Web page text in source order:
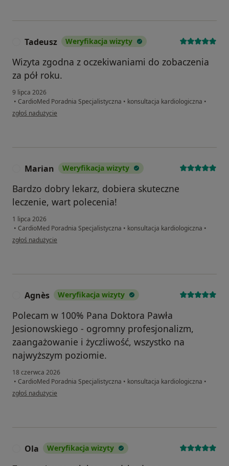
Tadeusz Weryfikacja wizyty
Wizyta zgodna z oczekiwaniami do zobaczenia
za pół roku.
9 lipca 2026
• CardioMed Poradnia Specjalistyczna • konsultacja kardiologiczna •
w opinii użytkownika Tadeusz
zgłoś nadużycie
Marian Weryfikacja wizyty
Bardzo dobry lekarz, dobiera skuteczne
leczenie, wart polecenia!
1 lipca 2026
• CardioMed Poradnia Specjalistyczna • konsultacja kardiologiczna •
w opinii użytkownika Marian
zgłoś nadużycie
Agnès Weryfikacja wizyty
Polecam w 100% Pana Doktora Pawła
Jesionowskiego - ogromny profesjonalizm,
zaangażowanie i życzliwość, wszystko na
najwyższym poziomie.
18 czerwca 2026
• CardioMed Poradnia Specjalistyczna • konsultacja kardiologiczna •
w opinii użytkownika Agnès
zgłoś nadużycie
Ola Weryfikacja wizyty